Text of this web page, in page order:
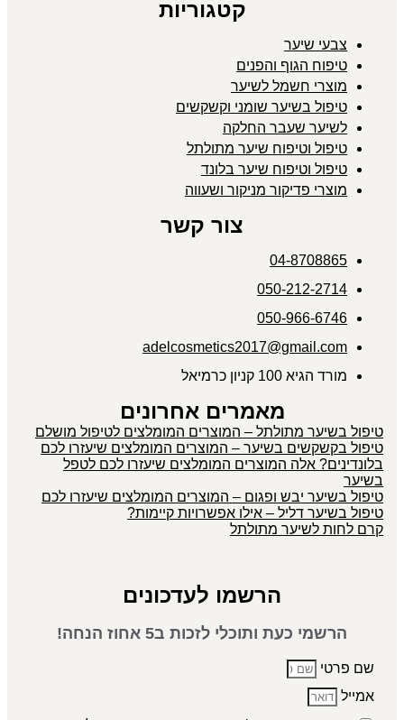
קטגוריות
צבעי שיער
טיפוח הגוף והפנים
מוצרי חשמל לשיער
טיפול בשיער שומני וקשקשים
לשיער שעבר החלקה
טיפול וטיפוח שיער מתולתל
טיפול וטיפוח שיער בלונד
מוצרי פדיקור מניקור ושעווה
צור קשר
04-8708865
050-212-2714
050-966-6746
adelcosmetics2017@gmail.com
מורד הגיא 100 קניון כרמיאל
מאמרים אחרונים
טיפול בשיער מתולתל – המוצרים המומלצים לטיפול מושלם
טיפול בקשקשים בשיער – המוצרים המומלצים שיעזרו לכם
בלונדינים? אלה המוצרים המומלצים שיעזרו לכם לטפל
בשיער
טיפול בשיער יבש ופגום – המוצרים המומלצים שיעזרו לכם
טיפול בשיער דליל – אילו אפשרויות קיימות?
קרם לחות לשיער מתולתל
הרשמו לעדכונים
הרשמי כעת ותוכלי לזכות ב5 אחוז הנחה!
שם פרטי
אמייל